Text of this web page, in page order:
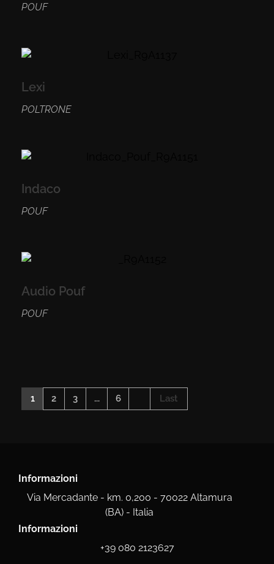
POUF
Lexi
POLTRONE
Indaco
POUF
Audio Pouf
POUF
1 2 3 ... 6 Last
Informazioni
Via Mercadante - km. 0,200 - 70022 Altamura
(BA) - Italia
Informazioni
+39 080 2123627